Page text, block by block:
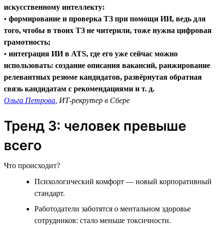
искусственному интеллекту:
• формирование и проверка ТЗ при помощи ИИ, ведь для
того, чтобы в твоих ТЗ не читерили, тоже нужна цифровая
грамотность;
• интеграция ИИ в ATS, где его уже сейчас можно
использовать: создание описания вакансий, ранжирование
релевантных резюме кандидатов, развёрнутая обратная
связь кандидатам с рекомендациями и т. д.
Ольга Петрова , ИТ-рекрутер в Сбере
Тренд 3: человек превыше
всего
Что происходит?
Психологический комфорт — новый корпоративный
стандарт.
Работодатели заботятся о ментальном здоровье
сотрудников: стало меньше токсичности.